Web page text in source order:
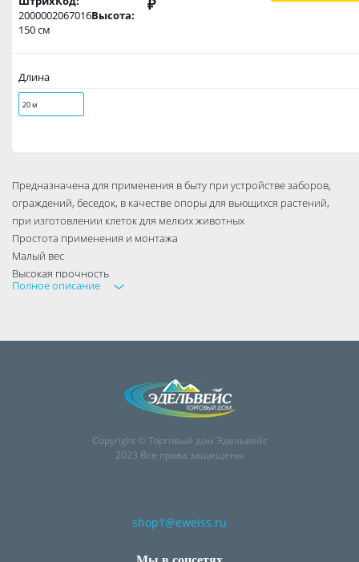
2000002067016Высота:
150 см
₽
Длина
20 м
Предназначена для применения в быту при устройстве заборов,
ограждений, беседок, в качестве опоры для вьющихся растений,
при изготовлении клеток для мелких животных
Простота применения и монтажа
Малый вес
Высокая прочность
Многоразовое использование
Экологичность: не образуются ржавчина, грибок и гниль
Полное описание
Copyright © Торговый дом Эдельвейс
2023 Все права защищены
shop1@eweiss.ru